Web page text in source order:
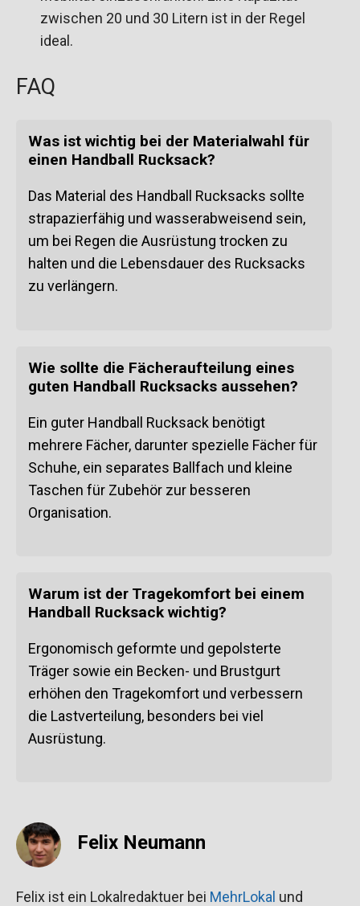
zwischen 20 und 30 Litern ist in der Regel
ideal.
FAQ
Was ist wichtig bei der Materialwahl für
einen Handball Rucksack?
Das Material des Handball Rucksacks sollte
strapazierfähig und wasserabweisend sein,
um bei Regen die Ausrüstung trocken zu
halten und die Lebensdauer des Rucksacks
zu verlängern.
Wie sollte die Fächeraufteilung eines
guten Handball Rucksacks aussehen?
Ein guter Handball Rucksack benötigt
mehrere Fächer, darunter spezielle Fächer für
Schuhe, ein separates Ballfach und kleine
Taschen für Zubehör zur besseren
Organisation.
Warum ist der Tragekomfort bei einem
Handball Rucksack wichtig?
Ergonomisch geformte und gepolsterte
Träger sowie ein Becken- und Brustgurt
erhöhen den Tragekomfort und verbessern
die Lastverteilung, besonders bei viel
Ausrüstung.
Felix Neumann
Felix ist ein Lokalredaktuer bei MehrLokal und